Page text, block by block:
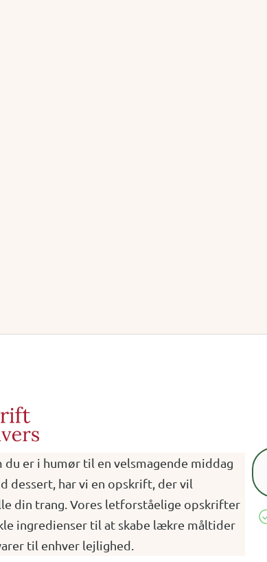
du er i humør til en velsmagende middag
dessert, har vi en opskrift, der vil
din trang. Vores letforståelige opskrifter
ingredienser til at skabe lækre måltider
til enhver lejlighed.